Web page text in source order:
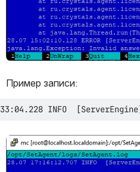
Пример записи:
Открыть файл «»